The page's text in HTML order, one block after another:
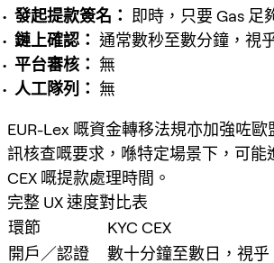
發起提款簽名：
即時，只要 Gas 足
鏈上確認： 通常數秒至數分鐘，視
平台審核： 無
人工隊列： 無
EUR-Lex 嘅資金轉移法規亦加強咗
訊核查嘅要求，喺特定場景下，可能
CEX 嘅提款處理時間。
完整 UX 速度對比表
環節
KYC CEX
開戶／認證
數十分鐘至數日，視乎